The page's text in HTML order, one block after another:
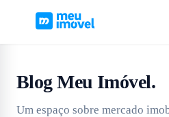
Blog Meu Imóvel.
Um espaço sobre mercado